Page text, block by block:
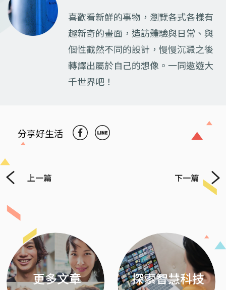
喜歡看新鮮的事物，瀏覽各式各樣有
趣新奇的畫面，造訪體驗與日常、與
個性截然不同的設計，慢慢沉澱之後
轉譯出屬於自己的想像。一同遨遊大
千世界吧！
分享好生活
上一篇 下一篇
更多文章 探索智慧科技